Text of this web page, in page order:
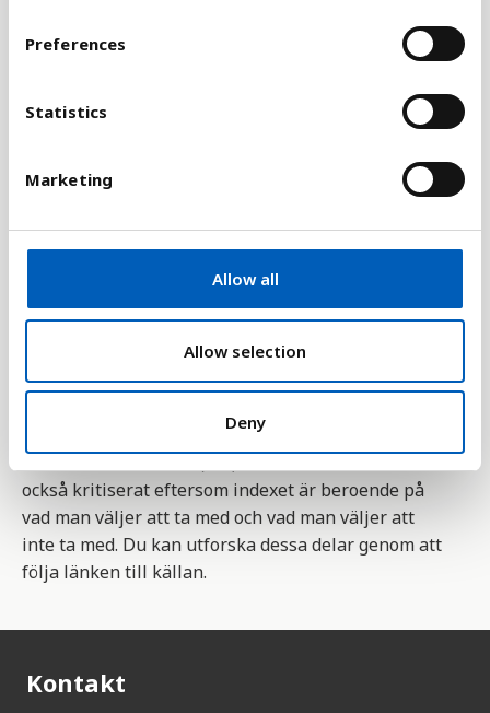
Preferences
Statistics
Marketing
Allow all
Allow selection
Deny
förhållanden som är viktiga för att skapa ett
fredligt samhälle. En välfungerande demokrati, ett
bra utbildningssystem och en hög levnadsstandard
är indikatorer som de mest fredliga länderna ofta
Trots att USA har många av dessa fredliga
indexet på grund av krigsföring och på grund av att
en stor del av landets bruttonationalprodukt (BNP)
används på militär utrustning. Det begås även
fängelse vilket också påverkar indexet.
forskningsorganisationen The Institute for
också kritiserat eftersom indexet är beroende på
vad man väljer att ta med och vad man väljer att
inte ta med. Du kan utforska dessa delar genom att
följa länken till källan.
Kontakt